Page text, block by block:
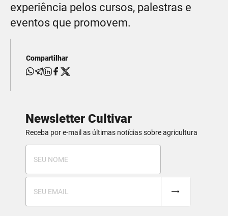
experiência pelos cursos, palestras e
eventos que promovem.
Compartilhar
Newsletter Cultivar
Receba por e-mail as últimas notícias sobre agricultura